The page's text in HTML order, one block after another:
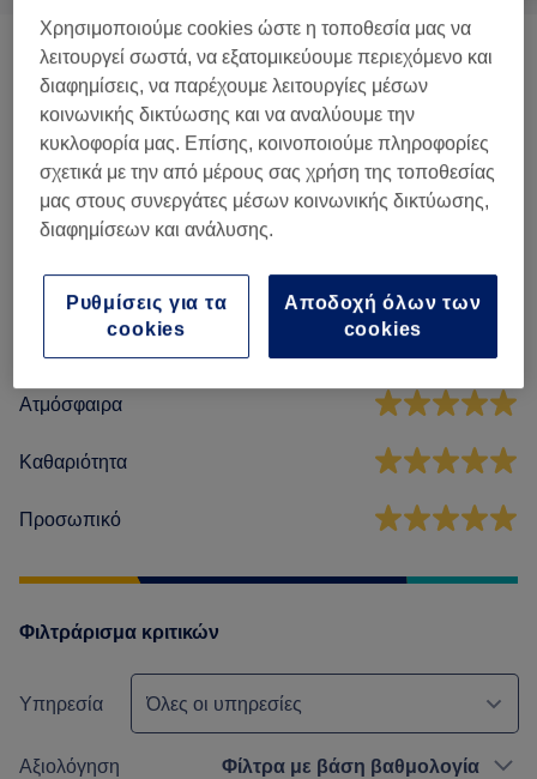
Μανικιούρ Και Θεραπείες Χεριών (20) από € 2
Πεντικιούρ Και Θεραπείες Ποδιών (10)
Αξιολογήσεις καταστήματος
4,8
Ατμόσφαιρα
Καθαριότητα
Προσωπικό
Φιλτράρισμα κριτικών
Υπηρεσία Όλες οι υπηρεσίες
Αξιολόγηση Φίλτρα με βάση βαθμολογία
Χρησιμοποιούμε cookies ώστε η τοποθεσία μας να
λειτουργεί σωστά, να εξατομικεύουμε περιεχόμενο και
διαφημίσεις, να παρέχουμε λειτουργίες μέσων
κοινωνικής δικτύωσης και να αναλύουμε την
κυκλοφορία μας. Επίσης, κοινοποιούμε πληροφορίες
σχετικά με την από μέρους σας χρήση της τοποθεσίας
μας στους συνεργάτες μέσων κοινωνικής δικτύωσης,
διαφημίσεων και ανάλυσης.
Αποδοχή όλων των
cookies
Ρυθμίσεις για τα
cookies